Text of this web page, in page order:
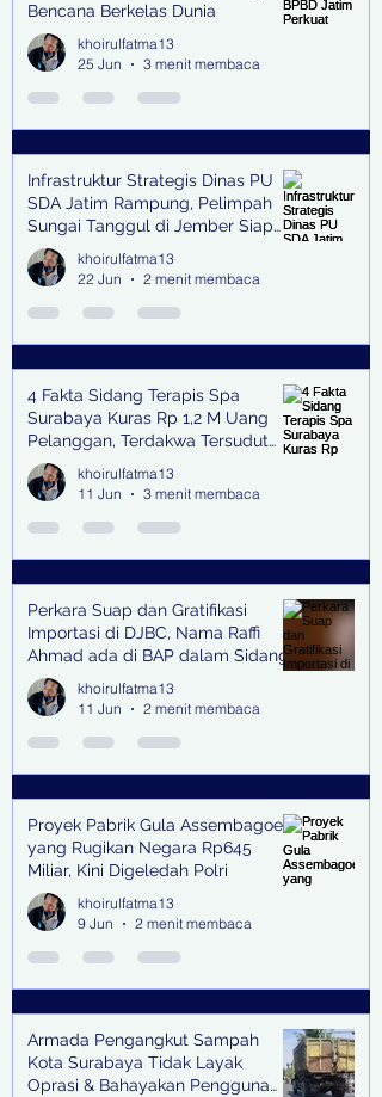
Bencana Berkelas Dunia
khoirulfatma13
25 Jun
3 menit membaca
Infrastruktur Strategis Dinas PU
SDA Jatim Rampung, Pelimpah
Sungai Tanggul di Jember Siap
Bangkitkan Swasembada Pangan
dan Pengendali Banjir
khoirulfatma13
22 Jun
2 menit membaca
4 Fakta Sidang Terapis Spa
Surabaya Kuras Rp 1,2 M Uang
Pelanggan, Terdakwa Tersudut
oleh Keterangan Saksi Kunci
khoirulfatma13
11 Jun
3 menit membaca
Perkara Suap dan Gratifikasi
Importasi di DJBC, Nama Raffi
Ahmad ada di BAP dalam Sidang
khoirulfatma13
11 Jun
2 menit membaca
Proyek Pabrik Gula Assembagoes
yang Rugikan Negara Rp645
Miliar, Kini Digeledah Polri
khoirulfatma13
9 Jun
2 menit membaca
Armada Pengangkut Sampah
Kota Surabaya Tidak Layak
Oprasi & Bahayakan Pengguna